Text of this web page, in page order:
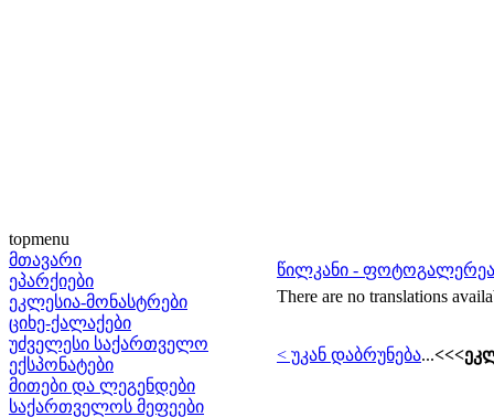
topmenu
მთავარი
ეპარქიები
ეკლესია-მონასტრები
ციხე-ქალაქები
უძველესი საქართველო
ექსპონატები
მითები და ლეგენდები
საქართველოს მეფეები
წილკანი - ფოტოგალერეა
There are no translations
< უკან დაბრუნება...